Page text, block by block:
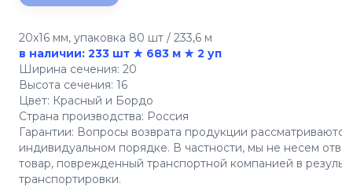
20x16 мм, упаковка 80 шт / 233,6 м
в наличии: 233 шт ★ 683 м ★ 2 уп
Ширина сечения: 20
Высота сечения: 16
Цвет: Красный и Бордо
Страна производства: Россия
Гарантии: Вопросы возврата продукции
индивидуальном порядке. В частности, мы не несем
товар, поврежденный транспортной компанией в
транспортировки.